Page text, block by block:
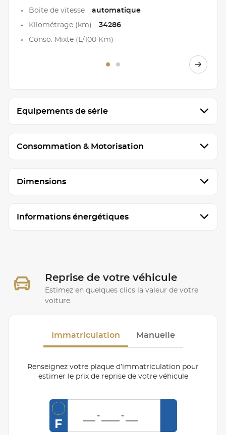
Boite de vitesse automatique
Kilométrage (km) 34286
Conso. Mixte (L/100 Km)
Equipements de série
Consommation & Motorisation
Dimensions
Informations énergétiques
Reprise de votre véhicule
Estimez en quelques clics la valeur de votre
voiture.
Immatriculation Manuelle
Renseignez votre plaque d’immatriculation pour
estimer le prix de reprise de votre véhicule
F